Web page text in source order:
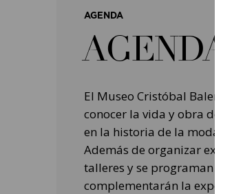
AGENDA
AGENDA
El Museo Cristóbal
conocer la vida y obra del
en la historia de la moda,
Además de organizar
talleres y se programan
complementarán la